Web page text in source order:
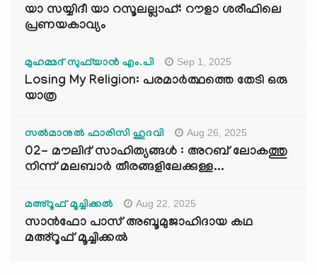
യാ സയ്യിദീ യാ റസൂലല്ലാഹ്: റൗളാ ശരീഫിലെ
പ്രണയകാവ്യം
മുഹമ്മദ് സുഫ്‌യാൻ എം.പി Sep 1, 2025
Losing My Religion: പരമാർത്ഥത്തെ തേടി ഒരു
യാത്ര
സൽമാനുൽ ഫാരിസി ഹുദവി Aug 26, 2025
02- മൗലിദ് സാഹിത്യങ്ങൾ : അറബ് ലോകത്തു
നിന്ന് മലബാർ തീരങ്ങളിലേക്കുള്ള...
മഅ്റൂഫ് മൂച്ചിക്കല്‍ Aug 22, 2025
സാൻഫോ പാസ് അബൂമുജാഹിദായ കഥ
മഅ്റൂഫ് മൂച്ചിക്കല്‍